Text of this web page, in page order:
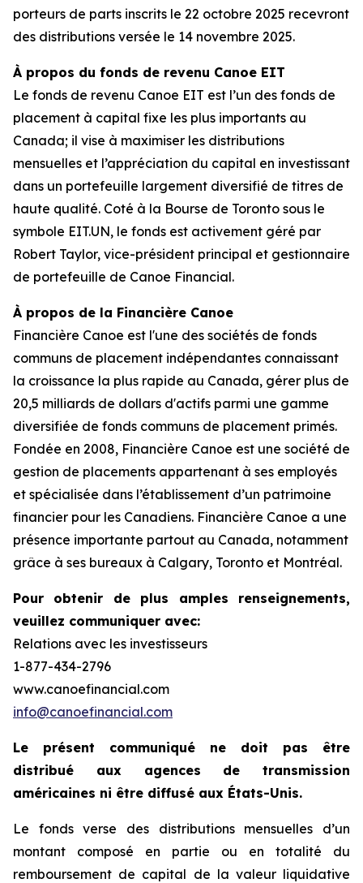
porteurs de parts inscrits le 22 octobre 2025 recevront
des distributions versée le 14 novembre 2025.
À propos du fonds de revenu Canoe EIT
Le fonds de revenu Canoe EIT est l’un des fonds de
placement à capital fixe les plus importants au
Canada; il vise à maximiser les distributions
mensuelles et l’appréciation du capital en investissant
dans un portefeuille largement diversifié de titres de
haute qualité. Coté à la Bourse de Toronto sous le
symbole EIT.UN, le fonds est activement géré par
Robert Taylor, vice-président principal et gestionnaire
de portefeuille de Canoe Financial.
À propos de la Financière Canoe
Financière Canoe est l'une des sociétés de fonds
communs de placement indépendantes connaissant
la croissance la plus rapide au Canada, gérer plus de
20,5 milliards de dollars d'actifs parmi une gamme
diversifiée de fonds communs de placement primés.
Fondée en 2008, Financière Canoe est une société de
gestion de placements appartenant à ses employés
et spécialisée dans l’établissement d’un patrimoine
financier pour les Canadiens. Financière Canoe a une
présence importante partout au Canada, notamment
grâce à ses bureaux à Calgary, Toronto et Montréal.
Pour obtenir de plus amples renseignements,
veuillez communiquer avec:
Relations avec les investisseurs
1-877-434-2796
www.canoefinancial.com
info@canoefinancial.com
Le présent communiqué ne doit pas être
distribué aux agences de transmission
américaines ni être diffusé aux États-Unis.
Le fonds verse des distributions mensuelles d’un
montant composé en partie ou en totalité du
remboursement de capital de la valeur liquidative